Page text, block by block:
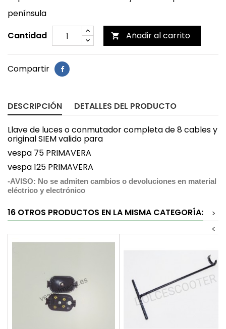
península
Cantidad
 Añadir al carrito
Compartir
DESCRIPCIÓN DETALLES DEL PRODUCTO
Llave de luces o conmutador completa de 8 cables y
original SIEM valido para
vespa 75 PRIMAVERA
vespa 125 PRIMAVERA
-AVISO: No se admiten cambios o devoluciones en material
eléctrico y electrónico
16 OTROS PRODUCTOS EN LA MISMA CATEGORÍA:
>
<